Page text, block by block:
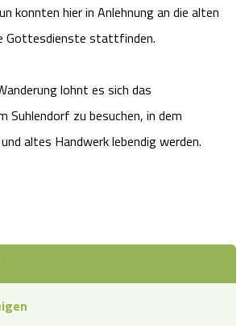
konnten hier in Anlehnung an die alten
Gottesdienste stattfinden.
lohnt es sich das
Suhlendorf zu besuchen, in dem
altes Handwerk lebendig werden.